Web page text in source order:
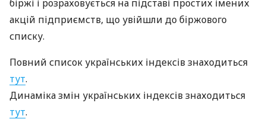
біржі і розраховується на підставі простих імених
акцій підприємств, що увійшли до біржового
списку.
Повний список українських індексів знаходиться
тут.
Динаміка змін українських індексів знаходиться
тут.